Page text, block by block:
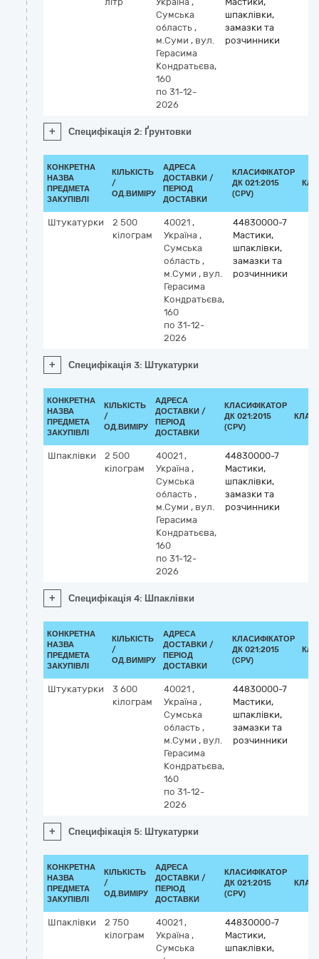
Сумська
область ,
м.Суми , вул.
Герасима
Кондратьєва,
160
по 31-12-
2026
шпаклівки,
замазки та
розчинники
+ Специфікація 2: Ґрунтовки
КОНКРЕТНА
НАЗВА
ПРЕДМЕТА
ЗАКУПІВЛІ
КІЛЬКІСТЬ
/
ОД.ВИМІРУ
АДРЕСА
ДОСТАВКИ /
ПЕРІОД
ДОСТАВКИ
КЛАСИФІКАТОР
ДК 021:2015
(CPV)
Штукатурки
2 500
кілограм
40021 ,
Україна ,
Сумська
область ,
м.Суми , вул.
Герасима
Кондратьєва,
160
по 31-12-
2026
44830000-7
Мастики,
шпаклівки,
замазки та
розчинники
+ Специфікація 3: Штукатурки
КОНКРЕТНА
НАЗВА
ПРЕДМЕТА
ЗАКУПІВЛІ
КІЛЬКІСТЬ
/
ОД.ВИМІРУ
АДРЕСА
ДОСТАВКИ /
ПЕРІОД
ДОСТАВКИ
КЛАСИФІКАТОР
ДК 021:2015
(CPV)
Шпаклівки
2 500
кілограм
40021 ,
Україна ,
Сумська
область ,
м.Суми , вул.
Герасима
Кондратьєва,
160
по 31-12-
2026
44830000-7
Мастики,
шпаклівки,
замазки та
розчинники
+ Специфікація 4: Шпаклівки
КОНКРЕТНА
НАЗВА
ПРЕДМЕТА
ЗАКУПІВЛІ
КІЛЬКІСТЬ
/
ОД.ВИМІРУ
АДРЕСА
ДОСТАВКИ /
ПЕРІОД
ДОСТАВКИ
КЛАСИФІКАТОР
ДК 021:2015
(CPV)
Штукатурки
3 600
кілограм
40021 ,
Україна ,
Сумська
область ,
м.Суми , вул.
Герасима
Кондратьєва,
160
по 31-12-
2026
44830000-7
Мастики,
шпаклівки,
замазки та
розчинники
+ Специфікація 5: Штукатурки
КОНКРЕТНА
НАЗВА
ПРЕДМЕТА
ЗАКУПІВЛІ
КІЛЬКІСТЬ
/
ОД.ВИМІРУ
АДРЕСА
ДОСТАВКИ /
ПЕРІОД
ДОСТАВКИ
КЛАСИФІКАТОР
ДК 021:2015
(CPV)
Шпаклівки
2 750
кілограм
40021 ,
Україна ,
Сумська
44830000-7
Мастики,
шпаклівки,